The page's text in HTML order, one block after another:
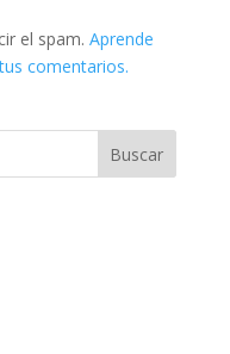
el spam. Aprende
comentarios.